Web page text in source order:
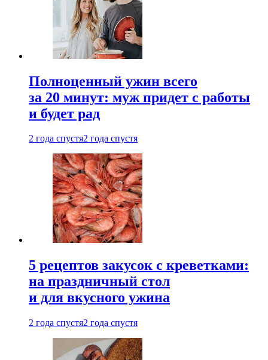
Полноценный ужин всего
за 20 минут: муж придет с работы
и будет рад
2 года спустя2 года спустя
5 рецептов закусок с креветками:
на праздничный стол
и для вкусного ужина
2 года спустя2 года спустя